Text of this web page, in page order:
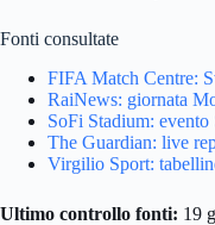
Fonti consultate
FIFA Match Centre:
RaiNews: giornata
SoFi Stadium:
The Guardian: live
Virgilio Sport:
Ultimo controllo fonti: 19